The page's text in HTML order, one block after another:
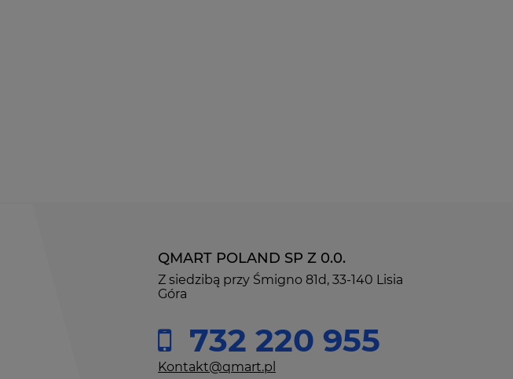
QMART POLAND SP Z 0.0.
Z siedzibą przy Śmigno 81d, 33-140 Lisia
Góra
732 220 955
Kontakt@qmart.pl